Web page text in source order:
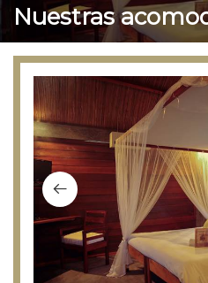
Nuestras